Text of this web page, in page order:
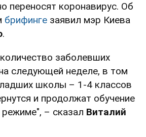
переносят коронавирус. Об
брифинге заявил мэр Киева
.
заболевших
следующей неделе, в том
школы – 1-4 классов
и продолжат обучение
– сказал Виталий